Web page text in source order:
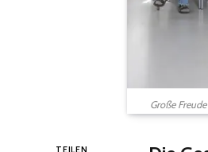
Große
TEILEN